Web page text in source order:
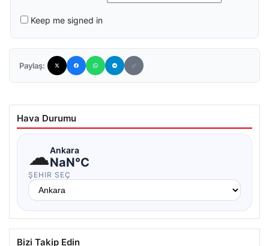
Keep me signed in
Paylaş:
Hava Durumu
☁Ankara
NaN°C
ŞEHIR SEÇ
Bizi Takip Edin